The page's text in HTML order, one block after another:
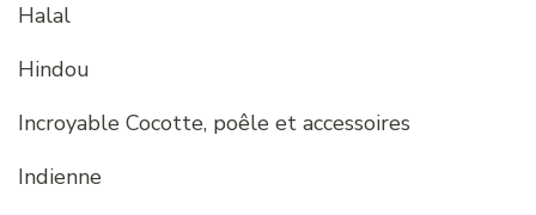
Halal
Hindou
Incroyable Cocotte, poêle et accessoires
Indienne